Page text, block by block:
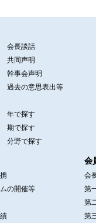
会長談話
共同声明
幹事会声明
過去の意思表出等
年で探す
期で探す
分野で探す
の開催等
会
会
第
第
第